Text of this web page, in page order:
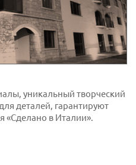
уникальный творческий
деталей, гарантируют
«Сделано в Италии».